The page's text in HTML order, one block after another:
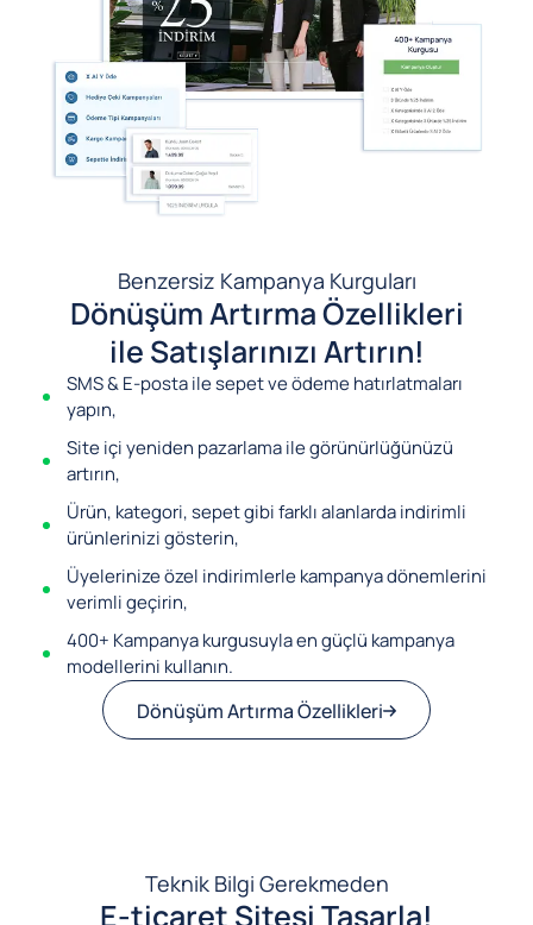
Benzersiz Kampanya Kurguları
Dönüşüm Artırma Özellikleri
ile Satışlarınızı Artırın!
SMS & E-posta ile sepet ve ödeme hatırlatmaları
yapın,
Site içi yeniden pazarlama ile görünürlüğünüzü
artırın,
Ürün, kategori, sepet gibi farklı alanlarda indirimli
ürünlerinizi gösterin,
Üyelerinize özel indirimlerle kampanya dönemlerini
verimli geçirin,
400+ Kampanya kurgusuyla en güçlü kampanya
modellerini kullanın.
Dönüşüm Artırma Özellikleri
Teknik Bilgi Gerekmeden
E-ticaret Sitesi Tasarla!